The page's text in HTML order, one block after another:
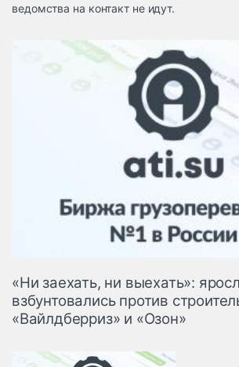
Спецтехника
запчасти, шины
Топливо, масла и
автохимия
ведомства на контакт не идут.
«Ни заехать, ни выехать»:
взбунтовались против
«Вайлдберриз» и «Озон»